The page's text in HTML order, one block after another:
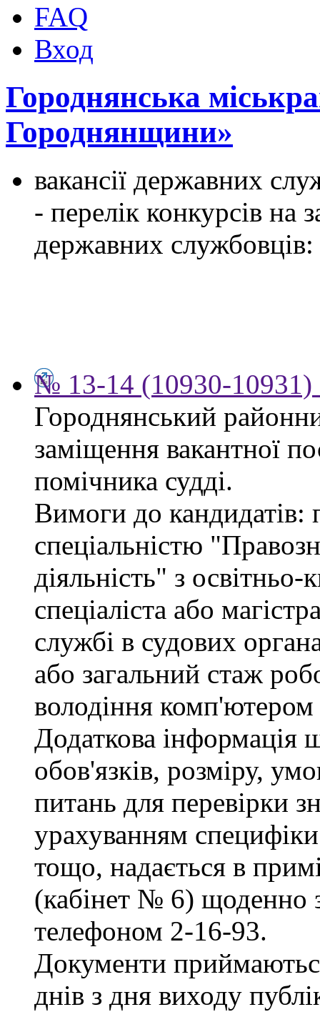
FAQ
Вход
Городнянська
Городнянщини»
вакансії державних
- перелік конкурсів на
державних службовців:
№ 13-14 (10930-10931)
Городнянський
заміщення вакантної
помічника судді.
Вимоги до кандидатів:
спеціальністю
діяльність" з
спеціаліста або
службі в судових
або загальний стаж
володіння комп'ютером
Додаткова інформація
обов'язків, розміру,
питань для перевірки
урахуванням
тощо, надається в
(кабінет № 6) щоденно
телефоном 2-16-93.
Документи
днів з дня виходу